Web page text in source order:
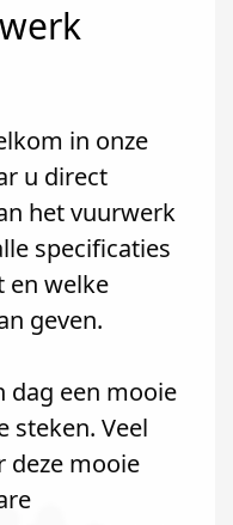
in onze
u direct
het vuurwerk
specificaties
en welke
geven.
dag een mooie
steken. Veel
deze mooie